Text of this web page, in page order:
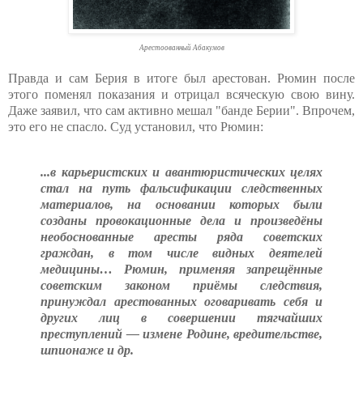
Арестоованный Абакумов
Правда и сам Берия в итоге был арестован. Рюмин после
этого поменял показания и отрицал всяческую свою вину.
Даже заявил, что сам активно мешал "банде Берии". Впрочем,
это его не спасло. Суд установил, что Рюмин:
...в карьеристских и авантюристических целях
стал на путь фальсификации следственных
материалов, на основании которых были
созданы провокационные дела и произведёны
необоснованные аресты ряда советских
граждан, в том числе видных деятелей
медицины… Рюмин, применяя запрещённые
советским законом приёмы следствия,
принуждал арестованных оговаривать себя и
других лиц в совершении тягчайших
преступлений — измене Родине, вредительстве,
шпионаже и др.